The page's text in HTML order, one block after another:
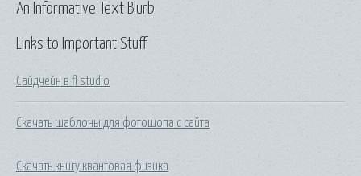
Links to Important Stuff
Сайдчейн в fl studio
Скачать шаблоны для фотошопа с сайта
Скачать книгу квантовая физика
An Informative Text Blurb